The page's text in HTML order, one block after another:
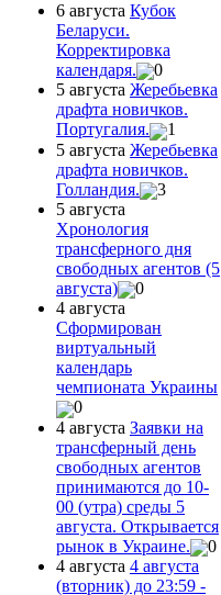
6 августа Кубок
Беларуси.
Корректировка
календаря.
0
5 августа Жеребьевка
драфта новичков.
Португалия.
1
5 августа Жеребьевка
драфта новичков.
Голландия.
3
5 августа
Хронология
трансферного дня
свободных агентов (5
августа)
0
4 августа
Сформирован
виртуальный
календарь
чемпионата Украины
0
4 августа Заявки на
трансферный день
свободных агентов
принимаются до 10-
00 (утра) среды 5
августа. Открывается
рынок в Украине.
0
4 августа 4 августа
(вторник) до 23:59 -